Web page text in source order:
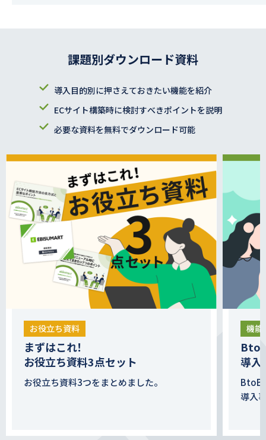
課題別ダウンロード資料
導入目的別に押さえておきたい機能を紹介
ECサイト構築時に検討すべきポイントを説明
必要な資料を無料でダウンロード可能
お役立ち資料
まずはこれ！
お役立ち資料3点セット
お役立ち資料3つをまとめました。
機能
導入
BtoB-
導入